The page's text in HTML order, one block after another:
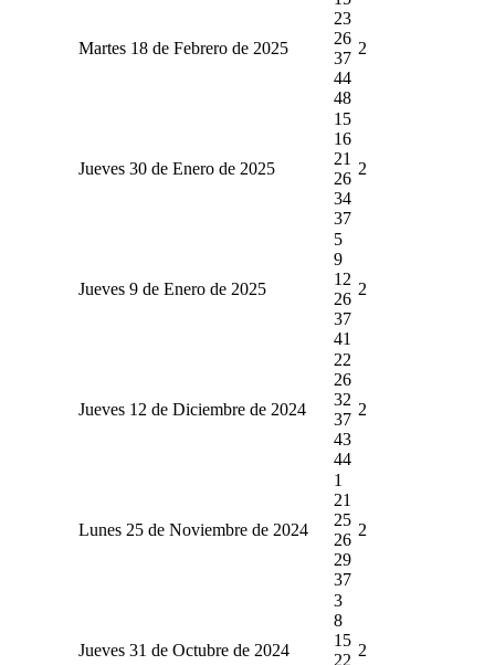
Martes 18 de Febrero de 2025
23
26
37
44
48
2
Jueves 30 de Enero de 2025
15
16
21
26
34
37
2
Jueves 9 de Enero de 2025
5
9
12
26
37
41
2
Jueves 12 de Diciembre de 2024
22
26
32
37
43
44
2
Lunes 25 de Noviembre de 2024
1
21
25
26
29
37
2
Jueves 31 de Octubre de 2024
3
8
15
22
2